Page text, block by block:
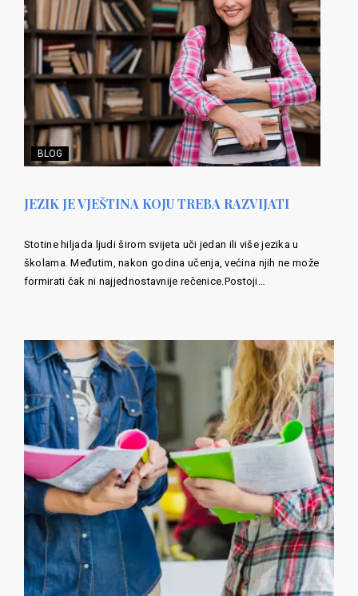
BLOG
JEZIK JE VJEŠTINA KOJU TREBA RAZVIJATI
Stotine hiljada ljudi širom svijeta uči jedan ili više jezika u
školama. Međutim, nakon godina učenja, većina njih ne može
formirati čak ni najjednostavnije rečenice.Postoji…